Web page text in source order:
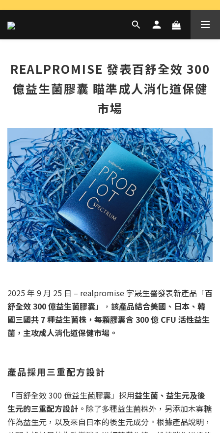
REALPROMISE 發表百舒全效 300
億益生菌膠囊 瞄準成人消化道保健
市場
2025 年 9 月 25 日 – realpromise 宇晟生醫發表新產品「百
舒全效 300 億益生菌膠囊 」， 該產品結合美國、日本、韓
國三國共 7 種益生菌株，每顆膠囊含 300 億 CFU 活性益生
菌，主攻成人消化道保健市場。
產品採用三重配方設計
「百舒全效 300 億益生菌膠囊」採用益生菌、益生元及後
生元的三重配方設計 。除了多種益生菌株外，另添加木寡糖
作為益生元，以及來自日本的後生元成分。根據產品說明，